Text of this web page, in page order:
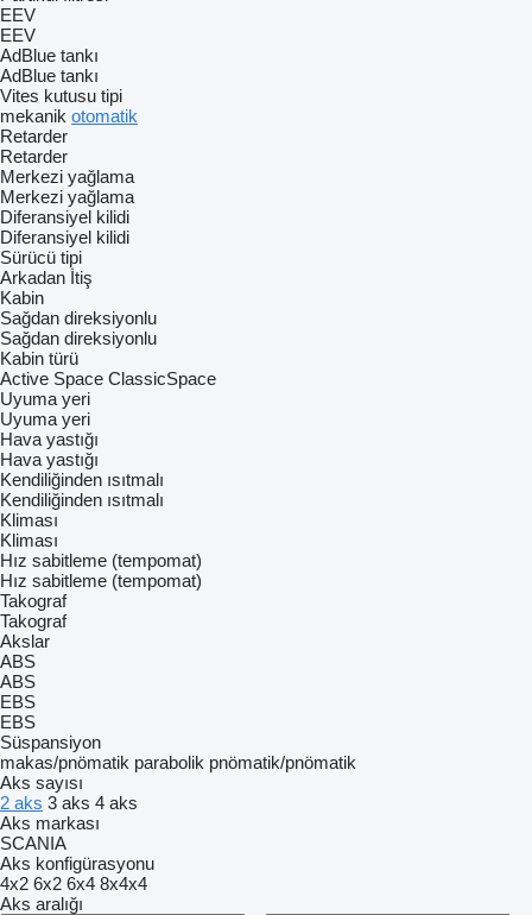
EEV
EEV
AdBlue tankı
AdBlue tankı
Vites kutusu tipi
mekanik otomatik
Retarder
Retarder
Merkezi yağlama
Merkezi yağlama
Diferansiyel kilidi
Diferansiyel kilidi
Sürücü tipi
Arkadan İtiş
Kabin
Sağdan direksiyonlu
Sağdan direksiyonlu
Kabin türü
Active Space ClassicSpace
Uyuma yeri
Uyuma yeri
Hava yastığı
Hava yastığı
Kendiliğinden ısıtmalı
Kendiliğinden ısıtmalı
Kliması
Kliması
Hız sabitleme (tempomat)
Hız sabitleme (tempomat)
Takograf
Takograf
Akslar
ABS
ABS
EBS
EBS
Süspansiyon
makas/pnömatik parabolik pnömatik/pnömatik
Aks sayısı
2 aks 3 aks 4 aks
Aks markası
SCANIA
Aks konfigürasyonu
4x2 6x2 6x4 8x4x4
Aks aralığı